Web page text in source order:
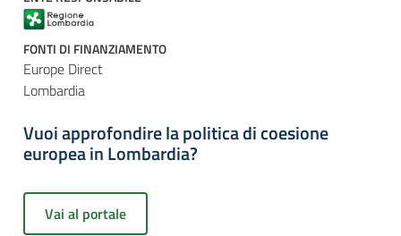
FONTI DI FINANZIAMENTO
Europe Direct
Lombardia
Vuoi approfondire la politica di coesione
europea in Lombardia?
Vai al portale